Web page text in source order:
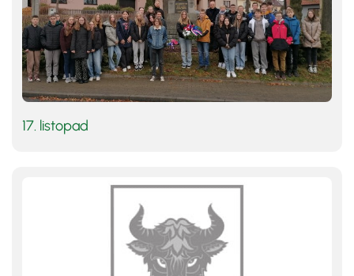
17. listopad